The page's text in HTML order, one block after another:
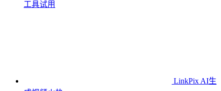
工具试用
LinkPix AI生